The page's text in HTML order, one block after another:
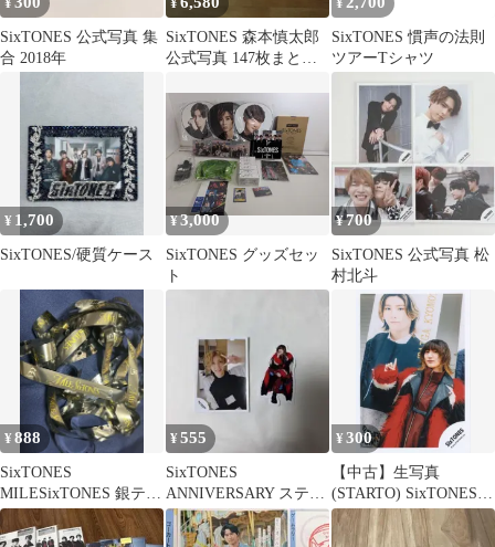
¥
SixTONES 公式写真 集
合 2018年
¥
SixTONES 森本慎太郎
公式写真 147枚まとめ
¥
SixTONES 慣声の法則
ツアーTシャツ
¥ 1,700
SixTONES/硬質ケース
¥3,000
SixTONES グッズセッ
ト
¥700
SixTONES 公式写真 松
村北斗
¥888
SixTONES
MILESixTONES 銀テー
プ フル4本
¥555
SixTONES
ANNIVERSARY ステッ
カー 京本大我 セット
シール
¥300
【中古】生写真
(STARTO) SixTONES/
京本大我/上半身/
「SixTONES